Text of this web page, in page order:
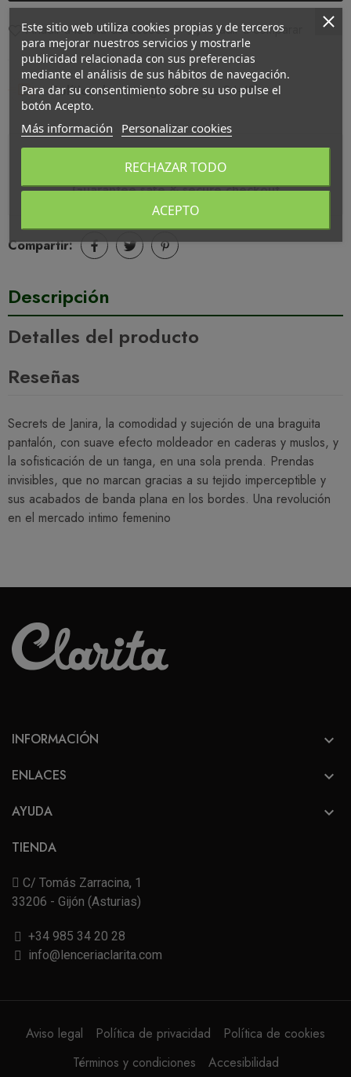
Añadir a la lista de deseos Añadir a comparar
Política de entrega Entregas 24-48h
Guarantee safe & secure checkout
Compartir:
Descripción
Detalles del producto
Reseñas
Secrets de Janira, la comodidad y sujeción de una braguita
pantalón, con suave efecto moldeador en caderas y muslos, y
la sofisticación de un tanga, en una sola prenda. Prendas
invisibles, que no marcan gracias a su tejido imperceptible y
sus acabados de banda plana en los bordes. Una revolución
en el mercado intimo femenino
INFORMACIÓN 
ENLACES 
AYUDA 
TIENDA
C/ Tomás Zarracina, 1
33206 - Gijón (Asturias)
+34 985 34 20 28
info@lenceriaclarita.com
Este sitio web utiliza cookies propias y de terceros
para mejorar nuestros servicios y mostrarle
publicidad relacionada con sus preferencias
mediante el análisis de sus hábitos de navegación.
Para dar su consentimiento sobre su uso pulse el
botón Acepto.
Más información Personalizar cookies
RECHAZAR TODO
ACEPTO
Aviso legal Política de privacidad
Política de cookies
Términos y condiciones
Accesibilidad